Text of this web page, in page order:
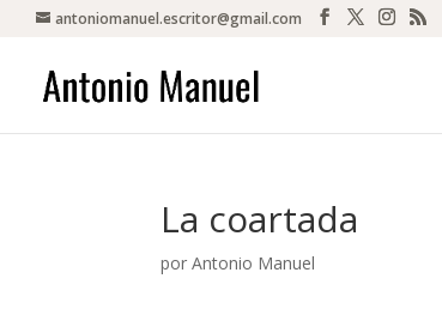
antoniomanuel.escritor@gmail.com
La coartada
porAntonio Manuel